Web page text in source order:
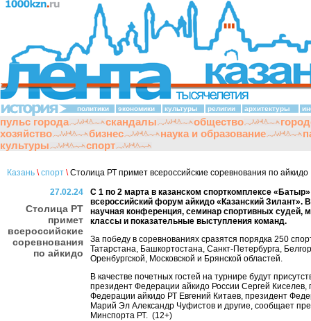
политики экономики культуры религии архитектуры
пульс города скандалы общество
хозяйство
бизнес наука и образование
культуры
спорт
Казань \ спорт \Столица РТ примет всероссийские соревнования по айкидо
27.02.24
Столица РТ
примет
всероссийские
соревнования
по айкидо
С 1 по 2 марта в казанском спорткомплексе
всероссийский форум айкидо «Казанский Зилант».
научная конференция, семинар спортивных судей,
классы и показательные выступления команд.
За победу в соревнованиях сразятся порядка 250
Татарстана, Башкортостана, Санкт-Петербурга,
Оренбургской, Московской и Брянской областей.
В качестве почетных гостей на турнире будут
президент Федерации айкидо России Сергей Киселев,
Федерации айкидо РТ Евгений Китаев, президент
Марий Эл Александр Чуфистов и другие, сообщает
Минспорта РТ. (12+)